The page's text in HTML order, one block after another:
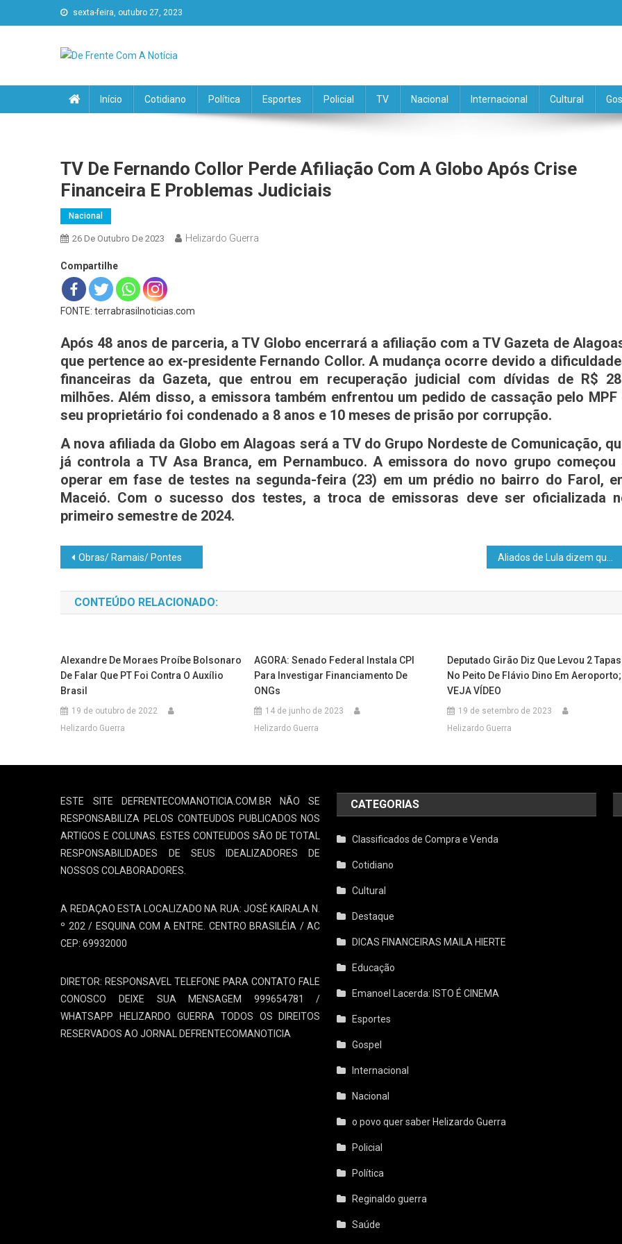
sexta-feira, outubro 27, 2023
De Frente Com A Notícia
Início Cotidiano Política Esportes Policial TV Nacional Internacional Cultural
TV De Fernando Collor Perde Afiliação Com A Globo Após Crise
Financeira E Problemas Judiciais
Nacional
26 De Outubro De 2023 Helizardo Guerra
Compartilhe
FONTE: terrabrasilnoticias.com
Após 48 anos de parceria, a TV Globo encerrará a afiliação com a TV Gazeta de
que pertence ao ex-presidente Fernando Collor. A mudança ocorre devido a
financeiras da Gazeta, que entrou em recuperação judicial com dívidas de R$
milhões. Além disso, a emissora também enfrentou um pedido de cassação pelo MPF
seu proprietário foi condenado a 8 anos e 10 meses de prisão por corrupção.
A nova afiliada da Globo em Alagoas será a TV do Grupo Nordeste de Comunicação,
já controla a TV Asa Branca, em Pernambuco. A emissora do novo grupo começou
operar em fase de testes na segunda-feira (23) em um prédio no bairro do Farol,
Maceió. Com o sucesso dos testes, a troca de emissoras deve ser oficializada
primeiro semestre de 2024.
Obras/ Ramais/ Pontes
CONTEÚDO RELACIONADO:
Alexandre De Moraes Proíbe Bolsonaro
De Falar Que PT Foi Contra O Auxílio
Brasil
19 de outubro de 2022
Helizardo Guerra
AGORA: Senado Federal Instala CPI
Para Investigar Financiamento De
ONGs
14 de junho de 2023
Helizardo Guerra
Deputado Girão Diz Que Levou 2 Tapas
No Peito De Flávio Dino Em Aeroporto;
VEJA VÍDEO
19 de setembro de 2023
Helizardo Guerra
ESTE SITE DEFRENTECOMANOTICIA.COM.BR NÃO SE
RESPONSABILIZA PELOS CONTEUDOS PUBLICADOS NOS
ARTIGOS E COLUNAS. ESTES CONTEUDOS SÃO DE TOTAL
RESPONSABILIDADES DE SEUS IDEALIZADORES DE
NOSSOS COLABORADORES.
A REDAÇAO ESTA LOCALIZADO NA RUA: JOSÉ KAIRALA N.
º 202 / ESQUINA COM A ENTRE. CENTRO BRASILÉIA / AC
CEP: 69932000
DIRETOR: RESPONSAVEL TELEFONE PARA CONTATO FALE
CONOSCO DEIXE SUA MENSAGEM 999654781 /
WHATSAPP HELIZARDO GUERRA TODOS OS DIREITOS
RESERVADOS AO JORNAL DEFRENTECOMANOTICIA
CATEGORIAS
Classificados de Compra e Venda
Cotidiano
Cultural
Destaque
DICAS FINANCEIRAS MAILA HIERTE
Educação
Emanoel Lacerda: ISTO É CINEMA
Esportes
Gospel
Internacional
Nacional
o povo quer saber Helizardo Guerra
Policial
Política
Reginaldo guerra
Saúde